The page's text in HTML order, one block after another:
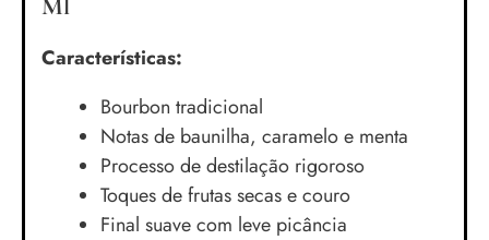
Ml
Características:
Bourbon tradicional
Notas de baunilha, caramelo e menta
Processo de destilação rigoroso
Toques de frutas secas e couro
Final suave com leve picância